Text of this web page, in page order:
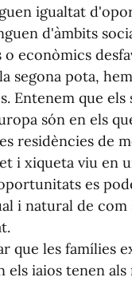
igualtat
d'àmbits
econòmics
segona pota,
Entenem que els
són en els
residències de
i xiqueta viu en
es
i natural de com
que les famílies
els iaios tenen als